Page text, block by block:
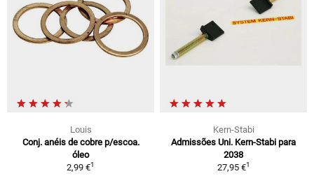
Louis
Conj. anéis de cobre p/escoa.
óleo
2,99 €1
Kern-Stabi
Admissões Uni. Kern-Stabi para
2038
27,95 €1